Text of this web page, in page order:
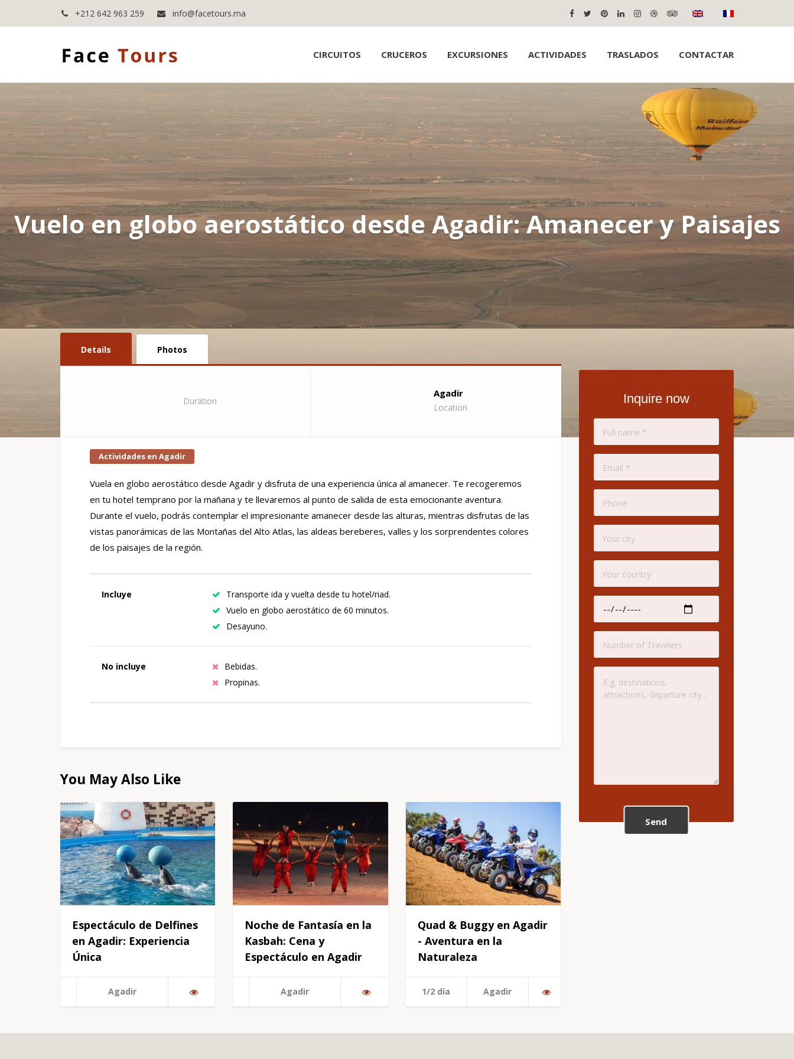
+212 642 963 259 info@facetours.ma
CIRCUITOS CRUCEROS EXCURSIONES ACTIVIDADES TRASLADOS CONTACTAR
Vuelo en globo aerostático desde Agadir: Amanecer y Paisajes
Details Photos
Duration
Agadir
Location
Actividades en Agadir
Vuela en globo aerostático desde Agadir y disfruta de una experiencia única al amanecer. Te recogeremos
en tu hotel temprano por la mañana y te llevaremos al punto de salida de esta emocionante aventura.
Durante el vuelo, podrás contemplar el impresionante amanecer desde las alturas, mientras disfrutas de las
vistas panorámicas de las Montañas del Alto Atlas, las aldeas bereberes, valles y los sorprendentes colores
de los paisajes de la región.
Incluye
Transporte ida y vuelta desde tu hotel/riad.
Vuelo en globo aerostático de 60 minutos.
Desayuno.
No incluye
Bebidas.
Propinas.
You May Also Like
Espectáculo de Delfines
en Agadir: Experiencia
Única
Agadir
Noche de Fantasía en la
Kasbah: Cena y
Espectáculo en Agadir
Agadir
Quad & Buggy en Agadir
- Aventura en la
Naturaleza
1/2 día Agadir
Inquire now
Send